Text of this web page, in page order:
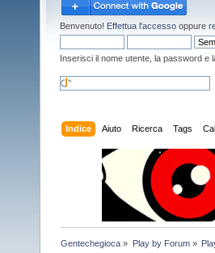
Benvenuto! Effettua l'accesso oppure
Inserisci il nome utente, la password e
Indice Aiuto Ricerca Tags
Gentechegioca » Play by Forum»